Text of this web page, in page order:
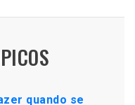
quando se